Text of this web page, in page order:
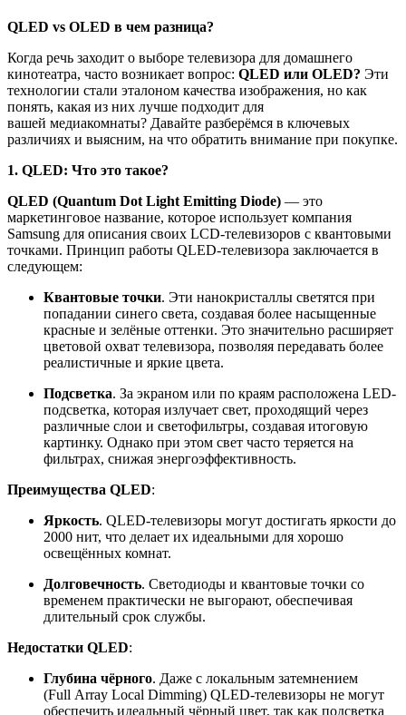
QLED vs OLED в чем разница?
Когда речь заходит о выборе телевизора для домашнего
кинотеатра, часто возникает вопрос: QLED или OLED? Эти
технологии стали эталоном качества изображения, но как
понять, какая из них лучше подходит для
вашей медиакомнаты? Давайте разберёмся в ключевых
различиях и выясним, на что обратить внимание при покупке.
1. QLED: Что это такое?
QLED (Quantum Dot Light Emitting Diode) — это
маркетинговое название, которое использует компания
Samsung для описания своих LCD-телевизоров с квантовыми
точками. Принцип работы QLED-телевизора заключается в
следующем:
Квантовые точки. Эти нанокристаллы светятся при
попадании синего света, создавая более насыщенные
красные и зелёные оттенки. Это значительно расширяет
цветовой охват телевизора, позволяя передавать более
реалистичные и яркие цвета.
Подсветка. За экраном или по краям расположена LED-
подсветка, которая излучает свет, проходящий через
различные слои и светофильтры, создавая итоговую
картинку. Однако при этом свет часто теряется на
фильтрах, снижая энергоэффективность.
Преимущества QLED:
Яркость. QLED-телевизоры могут достигать яркости до
2000 нит, что делает их идеальными для хорошо
освещённых комнат.
Долговечность. Светодиоды и квантовые точки со
временем практически не выгорают, обеспечивая
длительный срок службы.
Недостатки QLED:
Глубина чёрного. Даже с локальным затемнением
(Full Array Local Dimming) QLED-телевизоры не могут
обеспечить идеальный чёрный цвет, так как подсветка